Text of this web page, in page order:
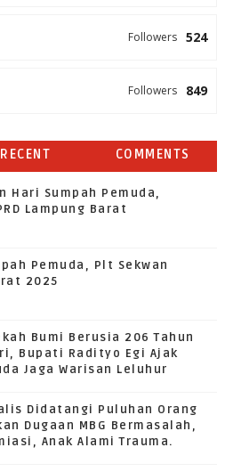
524
Followers
849
Followers
RECENT COMMENTS
Hari Sumpah Pemuda,
Lampung Barat
Pemuda, Plt Sekwan
2025
Bumi Berusia 206 Tahun
Bupati Radityo Egi Ajak
Jaga Warisan Leluhur
Didatangi Puluhan Orang
Dugaan MBG Bermasalah,
Anak Alami Trauma.